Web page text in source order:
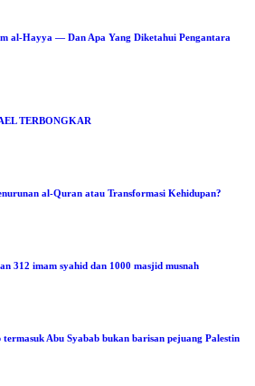
al-Hayya — Dan Apa Yang Diketahui Pengantara
TERBONGKAR
al-Quran atau Transformasi Kehidupan?
312 imam syahid dan 1000 masjid musnah
Abu Syabab bukan barisan pejuang Palestin